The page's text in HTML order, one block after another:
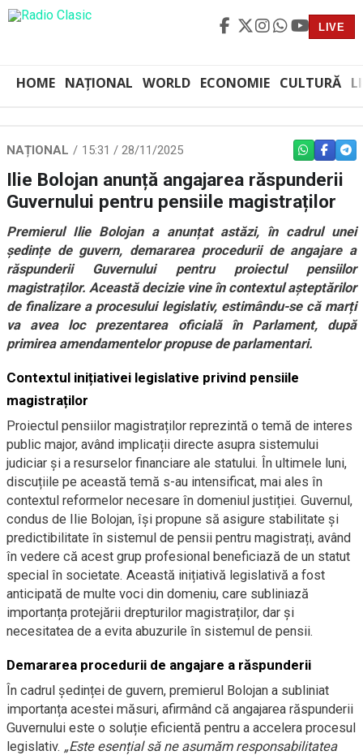
LIVE
HOME NAȚIONAL WORLD ECONOMIE CULTURĂ
NAȚIONAL 15:31 / 28/11/2025 WHATSAPP
Ilie Bolojan anunță angajarea răspunderii
Guvernului pentru pensiile magistraților
Premierul Ilie Bolojan a anunțat astăzi, în cadrul unei
ședințe de guvern, demararea procedurii de angajare a
răspunderii Guvernului pentru proiectul pensiilor
magistraților. Această decizie vine în contextul așteptărilor
de finalizare a procesului legislativ, estimându-se că marți
va avea loc prezentarea oficială în Parlament, după
primirea amendamentelor propuse de parlamentari.
Contextul inițiativei legislative privind pensiile
magistraților
Proiectul pensiilor magistraților reprezintă o temă de interes
public major, având implicații directe asupra sistemului
judiciar și a resurselor financiare ale statului. În ultimele luni,
discuțiile pe această temă s-au intensificat, mai ales în
contextul reformelor necesare în domeniul justiției. Guvernul,
condus de Ilie Bolojan, își propune să asigure stabilitate și
predictibilitate în sistemul de pensii pentru magistrați, având
în vedere că acest grup profesional beneficiază de un statut
special în societate. Această inițiativă legislativă a fost
anticipată de multe voci din domeniu, care subliniază
importanța protejării drepturilor magistraților, dar și
necesitatea de a evita abuzurile în sistemul de pensii.
Demararea procedurii de angajare a răspunderii
În cadrul ședinței de guvern, premierul Bolojan a subliniat
importanța acestei măsuri, afirmând că angajarea răspunderii
Guvernului este o soluție eficientă pentru a accelera procesul
legislativ. „Este esențial să ne asumăm responsabilitatea